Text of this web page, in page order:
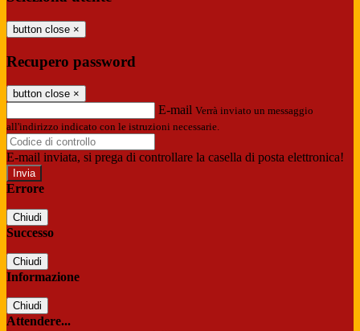
button close ×
Recupero password
button close ×
E-mail Verrà inviato un messaggio
all'indirizzo indicato con le istruzioni necessarie.
E-mail inviata, si prega di controllare la casella di posta elettronica!
Errore
Chiudi
Successo
Chiudi
Informazione
Chiudi
Attendere...